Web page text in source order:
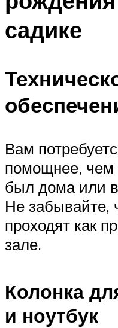
садике
Вам
помощнее, чем
был дома или
Не забывайте,
проходят как
зале.
Колонка
и ноутбук